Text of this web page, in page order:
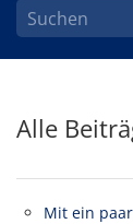
Alle
Mit ein